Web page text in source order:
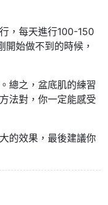
，每天進行100-150
始做不到的時候，
總之，盆底肌的練習
法對，你一定能感受
的效果，最後建議你